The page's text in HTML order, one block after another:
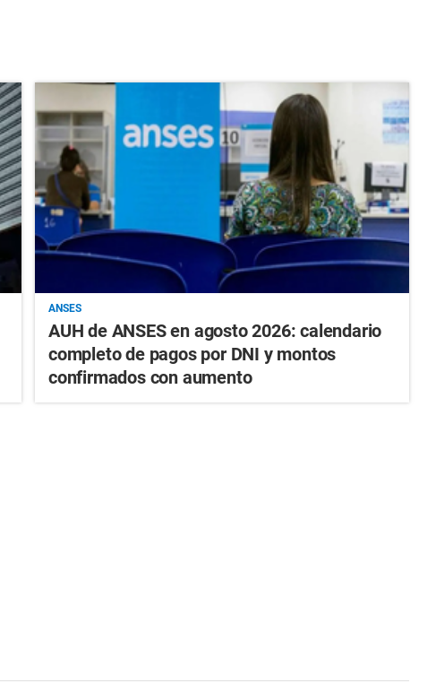
ANSES
AUH de ANSES en agosto 2026: calendario
completo de pagos por DNI y montos
confirmados con aumento